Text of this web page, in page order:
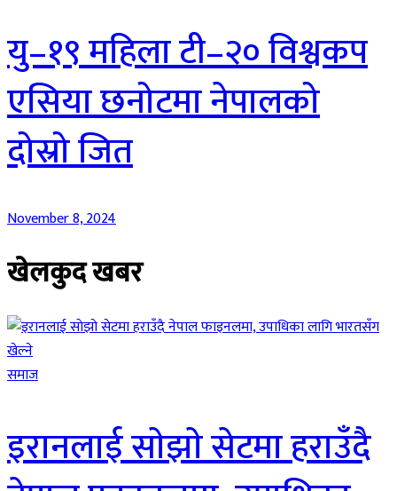
यु–१९ महिला टी–२० विश्वकप
एसिया छनोटमा नेपालको
दोस्रो जित
November 8, 2024
खेलकुद खबर
समाज
इरानलाई साेझाे सेटमा हराउँदै